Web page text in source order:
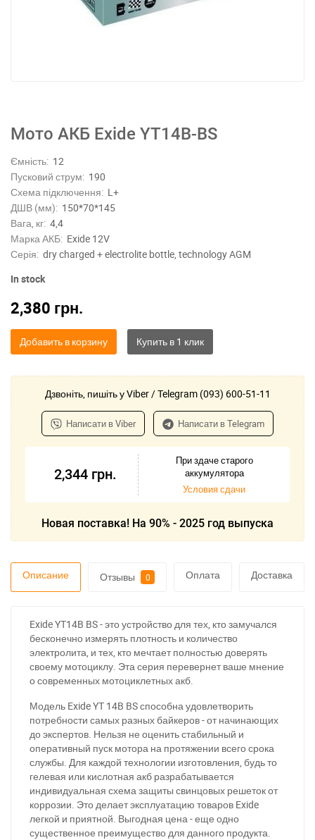
Мото АКБ Exide YT14B-BS
Ємність: 12
Пусковий струм: 190
Схема підключення: L+
ДШВ (мм): 150*70*145
Вага, кг: 4,4
Марка АКБ: Exide 12V
Серія: dry charged + electrolite bottle, technology AGM
In stock
2,380 грн.
Добавить в корзину
Дзвоніть, пишіть у Viber / Telegram (093) 600-51-11
Написати в Viber Написати в Telegram
2,344 грн.
При здаче старого
аккумулятора
Условия сдачи
Новая поставка! На 90% - 2025 год выпуска
Описание Отзывы 0 Оплата Доставка
Exide YT14B BS - это устройство для тех, кто замучался
бесконечно измерять плотность и количество
электролита, и тех, кто мечтает полностью доверять
своему мотоциклу. Эта серия перевернет ваше мнение
о современных мотоциклетных акб.
Модель Exide YT 14B BS способна удовлетворить
потребности самых разных байкеров - от начинающих
до экспертов. Нельзя не оценить стабильный и
оперативный пуск мотора на протяжении всего срока
службы. Для каждой технологии изготовления, будь то
гелевая или кислотная акб разрабатывается
индивидуальная схема защиты свинцовых решеток от
коррозии. Это делает эксплуатацию товаров Exide
легкой и приятной. Выгодная цена - еще одно
существенное преимущество для данного продукта.